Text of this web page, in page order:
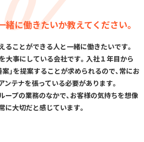
緒に働きたいか教えてください。
ることができる人と一緒に働きたいです。
大事にしている会社です。入社１年目から
」を提案することが求められるので、常にお
ンテナを張っている必要があります。
ープの業務のなかで、お客様の気持ちを想像
に大切だと感じています。